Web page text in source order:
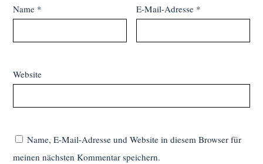
Name * E-Mail-Adresse *
Website
Name, E-Mail-Adresse und Website in diesem Browser für
meinen nächsten Kommentar speichern.